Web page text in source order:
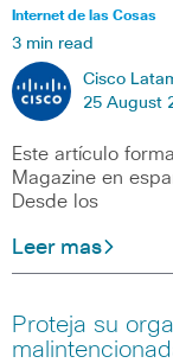
Internet de las Cosas
3 min read
Cisco
25 August
Este artículo
Magazine en
Desde los
Leer mas
Proteja su